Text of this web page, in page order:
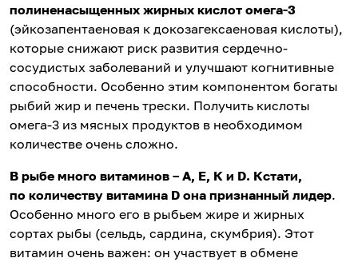
полиненасыщенных жирных кислот омега-3
(эйкозапентаеновая к докозагексаеновая кислоты),
которые снижают риск развития сердечно-
сосудистых заболеваний и улучшают когнитивные
способности. Особенно этим компонентом богаты
рыбий жир и печень трески. Получить кислоты
омега-3 из мясных продуктов в необходимом
количестве очень сложно.
В рыбе много витаминов – А, Е, К и D. Кстати,
по количеству витамина D она признанный лидер.
Особенно много его в рыбьем жире и жирных
сортах рыбы (сельдь, сардина, скумбрия). Этот
витамин очень важен: он участвует в обмене